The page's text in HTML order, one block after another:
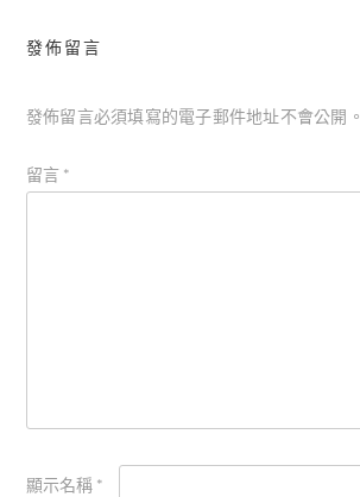
發佈留言
發佈留言必須填寫的電子郵件地址不會公開。
留言 *
顯示名稱 *